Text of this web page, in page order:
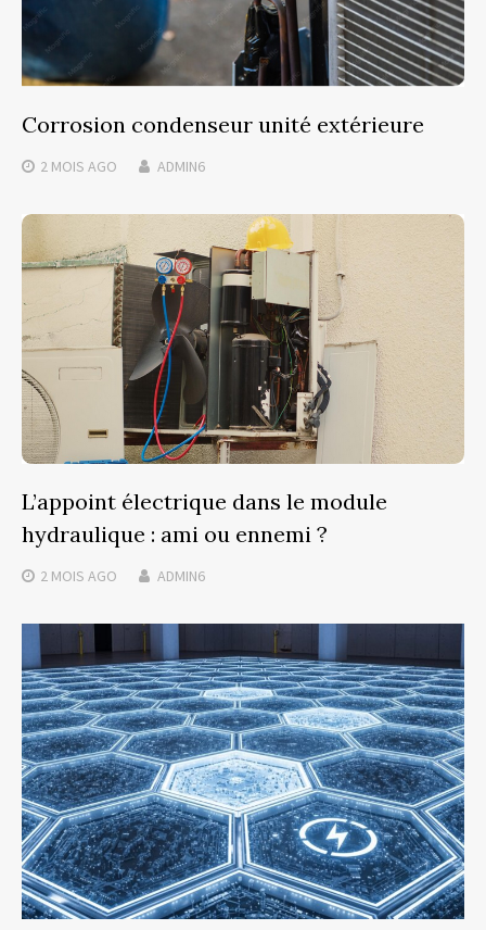
Corrosion condenseur unité extérieure
2 MOIS AGO ADMIN6
L’appoint électrique dans le module
hydraulique : ami ou ennemi ?
2 MOIS AGO ADMIN6